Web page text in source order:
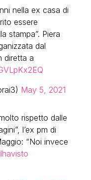
nella ex casa di
essere
stampa”. Piera
dal
diretta a
May 5, 2021
rispetto dalle
l’ex pm di
“Noi invece